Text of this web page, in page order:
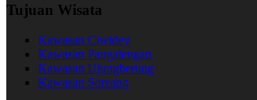
Tujuan Wisata
Kawasan Ciwidey
Kawasan Pangalengan
Kawasan Ujungberung
Kawasan Soreang